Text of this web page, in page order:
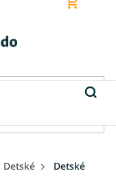
Detské
Detské